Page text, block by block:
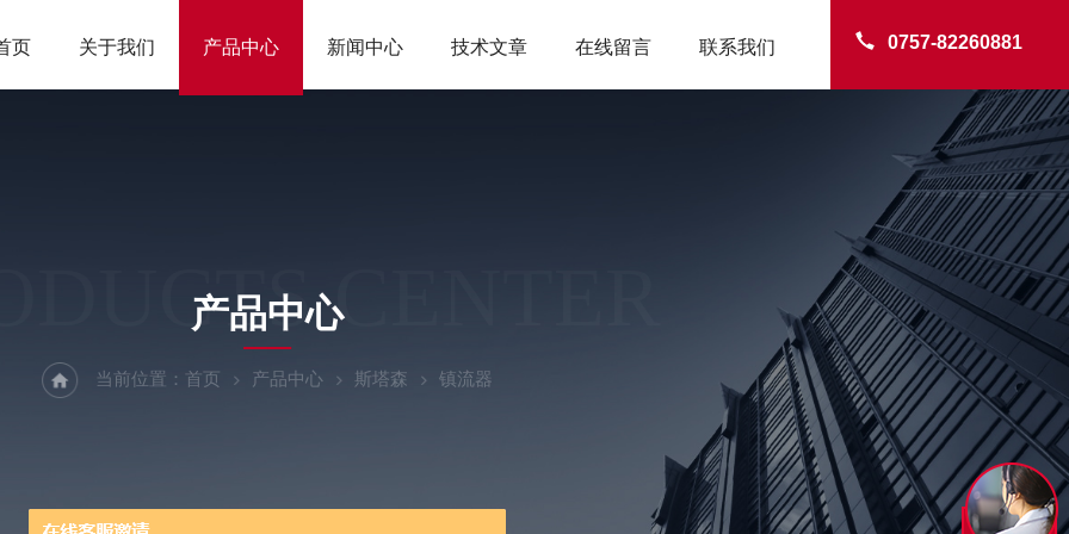
0757-82260881
页 关于我们 产品中心 新闻中心 技术文章 在线留言 联系我们
CENTER
产品中心
当前位置： 首页 产品中心 斯塔森 镇流器